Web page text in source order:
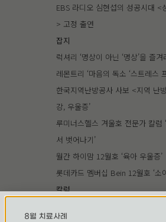
EBS 라디오 심현섭의 성공시대 <
> 고정 출연
잡지
럭셔리 ‘명상이 아닌 ‘명상’을 즐겨
레몬트리 ‘마음의 독소 ‘스트레스
한국지역난방공사 사보 <지역 난
강, 우울증’
루미너스헬스 겨울호 전문가 칼럼
서 벗어나기’
월간 하이맘 12월호 ‘육아 우울증’
롯데카드 멤버십 Bein 12월호 ‘소
칼럼